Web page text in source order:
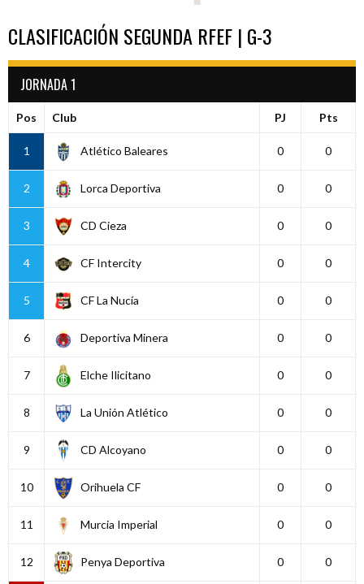
CLASIFICACIÓN SEGUNDA RFEF | G-3
JORNADA 1
Pos Club PJ Pts
1 Atlético Baleares 0 0
2 Lorca Deportiva 0 0
3 CD Cieza 0 0
4 CF Intercity 0 0
5 CF La Nucía 0 0
6 Deportiva Minera 0 0
7 Elche Ilicitano 0 0
8 La Unión Atlético 0 0
9 CD Alcoyano 0 0
10 Orihuela CF 0 0
11 Murcia Imperial 0 0
12 Penya Deportiva 0 0